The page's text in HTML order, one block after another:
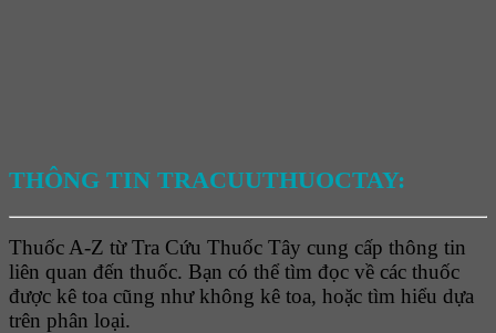
THÔNG TIN TRACUUTHUOCTAY:
Thuốc A-Z từ Tra Cứu Thuốc Tây cung cấp thông tin
liên quan đến thuốc. Bạn có thể tìm đọc về các thuốc
được kê toa cũng như không kê toa, hoặc tìm hiểu dựa
trên phân loại.